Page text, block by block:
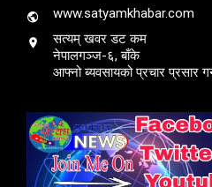
www.satyamkhabar.com
सत्यम् खवर डट कम
नेपालगञ्ज-६, बाँके
आफ्नो ब्यवसायको प्रचार प्रसार